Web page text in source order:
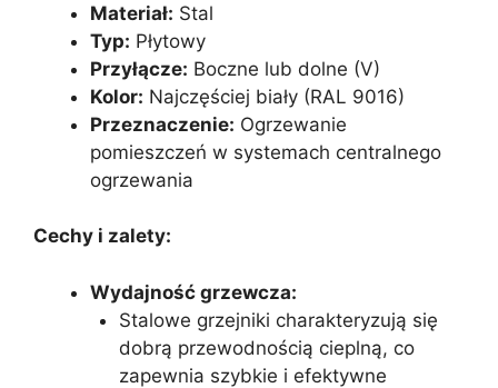
Materiał: Stal
Typ: Płytowy
Przyłącze: Boczne lub dolne (V)
Kolor: Najczęściej biały (RAL 9016)
Przeznaczenie: Ogrzewanie
pomieszczeń w systemach centralnego
ogrzewania
Cechy i zalety:
Wydajność grzewcza:
Stalowe grzejniki charakteryzują się
dobrą przewodnością cieplną, co
zapewnia szybkie i efektywne